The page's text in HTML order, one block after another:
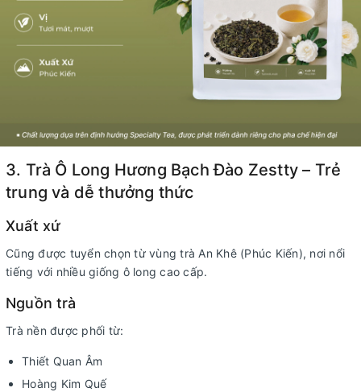
3. Trà Ô Long Hương Bạch Đào Zestty – Trẻ
trung và dễ thưởng thức
Xuất xứ
Cũng được tuyển chọn từ vùng trà An Khê (Phúc Kiến), nơi nổi
tiếng với nhiều giống ô long cao cấp.
Nguồn trà
Trà nền được phối từ:
Thiết Quan Âm
Hoàng Kim Quế